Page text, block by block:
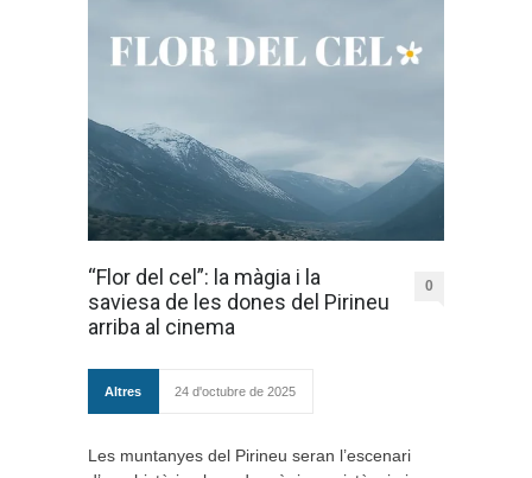
“Flor del cel”: la màgia i la
saviesa de les dones del Pirineu
arriba al cinema
0
Altres 24 d'octubre de 2025
Les muntanyes del Pirineu seran l’escenari